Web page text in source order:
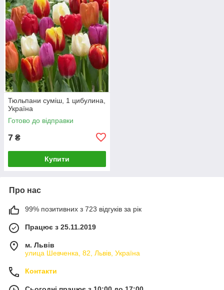
Тюльпани суміш, 1 цибулина,
Україна
Готово до відправки
7 ₴
Купити
Про нас
99% позитивних з 723 відгуків за рік
Працює з 25.11.2019
м. Львів
улица Шевченка, 82, Львів, Україна
Контакти